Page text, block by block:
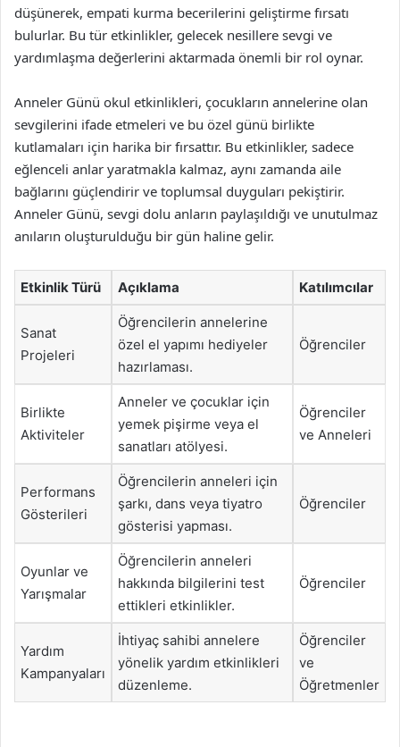
düşünerek, empati kurma becerilerini geliştirme fırsatı
bulurlar. Bu tür etkinlikler, gelecek nesillere sevgi ve
yardımlaşma değerlerini aktarmada önemli bir rol oynar.
Anneler Günü okul etkinlikleri, çocukların annelerine olan
sevgilerini ifade etmeleri ve bu özel günü birlikte
kutlamaları için harika bir fırsattır. Bu etkinlikler, sadece
eğlenceli anlar yaratmakla kalmaz, aynı zamanda aile
bağlarını güçlendirir ve toplumsal duyguları pekiştirir.
Anneler Günü, sevgi dolu anların paylaşıldığı ve unutulmaz
anıların oluşturulduğu bir gün haline gelir.
Etkinlik Türü Açıklama Katılımcılar
Sanat
Projeleri
Öğrencilerin annelerine
özel el yapımı hediyeler
hazırlaması.
Öğrenciler
Birlikte
Aktiviteler
Anneler ve çocuklar için
yemek pişirme veya el
sanatları atölyesi.
Öğrenciler
ve Anneleri
Performans
Gösterileri
Öğrencilerin anneleri için
şarkı, dans veya tiyatro
gösterisi yapması.
Öğrenciler
Oyunlar ve
Yarışmalar
Öğrencilerin anneleri
hakkında bilgilerini test
ettikleri etkinlikler.
Öğrenciler
Yardım
Kampanyaları
İhtiyaç sahibi annelere
yönelik yardım etkinlikleri
düzenleme.
Öğrenciler
ve
Öğretmenler